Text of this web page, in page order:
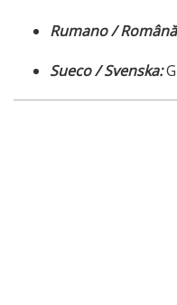
Rumano /
Sueco / Svenska: